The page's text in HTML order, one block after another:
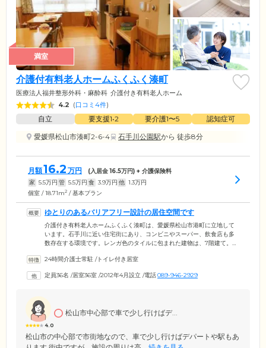
満室
介護付有料老人ホームふくふく湊町
医療法人福井整形外科・麻酔科 介護付き有料老人ホーム
4.2 (口コミ4件)
自立 要支援1•2 要介護1〜5
認知症可
愛媛県松山市湊町2-6-4
石手川公園駅から 徒歩8分
月額16.2 万円 (入居金16.5万円) + 介護保険料
家 5.5万円 管 5.5万円 食 3.9万円 他 1.3万円
個室 / 18.71m2 / 基本プラン
ゆとりのあるバリアフリー設計の居住空間です
介護付き有料老人ホームふくふく湊町は、愛媛県松山市港町に立地して
います。石手川に近い住宅街にあり、コンビニやスーパー、飲食店も多
数存在する環境です。レンガ色のタイルに包まれた建物は、7階建て。松
す。館内は、車いすのご入居者様にもストレスなく移動していただける
は充実の介護設備を設置。居室には、電動リクライニング式ベッドや収
24時間介護士常駐 /トイレ付き居室
定員36名 /居室36室 /2012年4月設立 /電話089-946-2929
4.0
松山市中心部で車で少し行けばデ...
松山市の中心部で市街地なので、車で少し行けばデパートや駅もあ